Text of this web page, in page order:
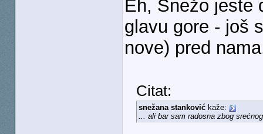
Eh, Snežo jeste
glavu gore - još
nove) pred
Citat:
snežana stankovićkaže:
... ali bar sam radosna zbog